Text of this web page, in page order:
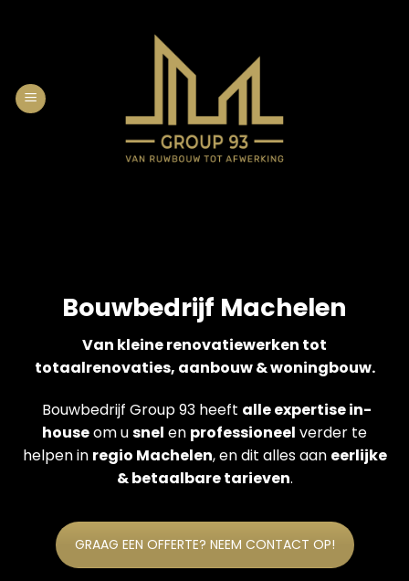
Bouwbedrijf Machelen
Van kleine renovatiewerken tot
totaalrenovaties, aanbouw & woningbouw.
Bouwbedrijf Group 93 heeft alle expertise in-
houseom usnel en professioneel verder te
helpen in regio Machelen, en dit alles aan eerlijke
& betaalbare tarieven.
GRAAG EEN OFFERTE? NEEM CONTACT OP!